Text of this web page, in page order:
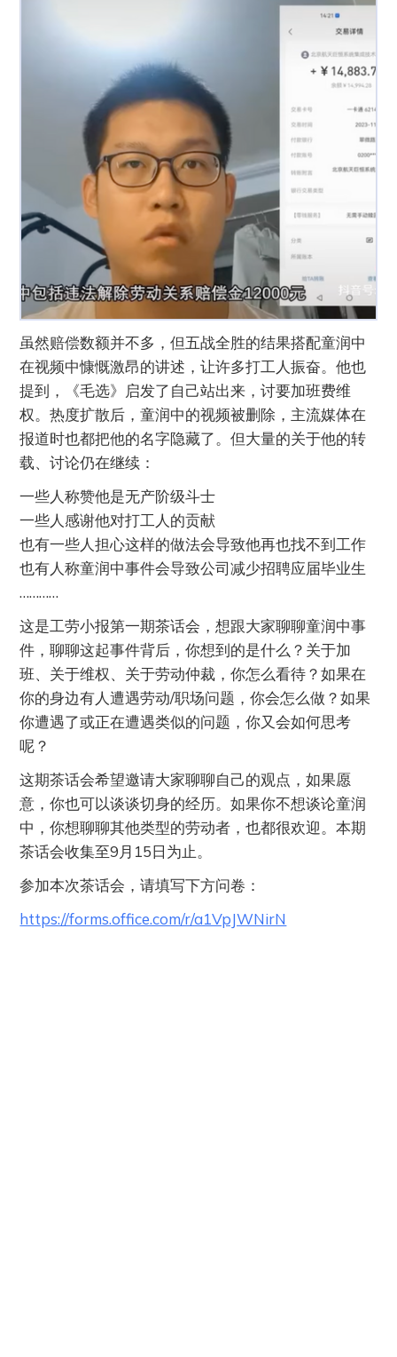
虽然赔偿数额并不多，但五战全胜的结果搭配童润中
在视频中慷慨激昂的讲述，让许多打工人振奋。他也
提到，《毛选》启发了自己站出来，讨要加班费维
权。热度扩散后，童润中的视频被删除，主流媒体在
报道时也都把他的名字隐藏了。但大量的关于他的转
载、讨论仍在继续：
一些人称赞他是无产阶级斗士
一些人感谢他对打工人的贡献
也有一些人担心这样的做法会导致他再也找不到工作
也有人称童润中事件会导致公司减少招聘应届毕业生
…………
这是工劳小报第一期茶话会，想跟大家聊聊童润中事
件，聊聊这起事件背后，你想到的是什么？关于加
班、关于维权、关于劳动仲裁，你怎么看待？如果在
你的身边有人遭遇劳动/职场问题，你会怎么做？如果
你遭遇了或正在遭遇类似的问题，你又会如何思考
呢？
这期茶话会希望邀请大家聊聊自己的观点，如果愿
意，你也可以谈谈切身的经历。如果你不想谈论童润
中，你想聊聊其他类型的劳动者，也都很欢迎。本期
茶话会收集至9月15日为止。
参加本次茶话会，请填写下方问卷：
https://forms.office.com/r/a1VpJWNirN